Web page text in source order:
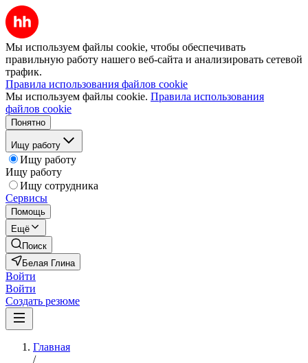
Мы используем файлы cookie, чтобы обеспечивать
правильную работу нашего веб-сайта и анализировать сетевой
трафик.
Правила использования файлов cookie
Мы используем файлы cookie. Правила использования
файлов cookie
Понятно
Ищу работу
Ищу работу
Ищу работу
Ищу сотрудника
Сервисы
Помощь
Ещё
Поиск
Белая Глина
Войти
Войти
Создать резюме
Главная
/